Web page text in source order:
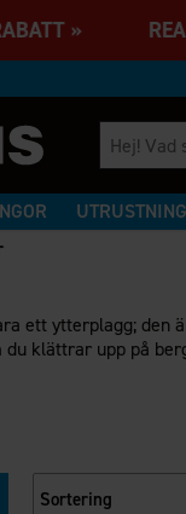
»
UTRUSTNING
ett ytterplagg; den
du klättrar upp på
Sortering